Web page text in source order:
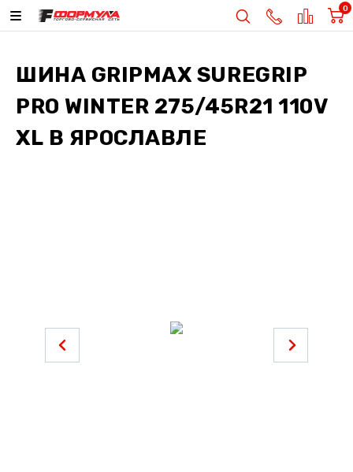
0
ШИНА GRIPMAX SUREGRIP
PRO WINTER 275/45R21 110V
XL В ЯРОСЛАВЛЕ